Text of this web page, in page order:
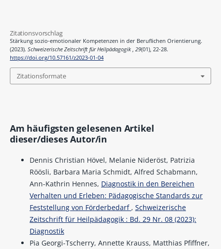
Zitationsvorschlag
Stärkung sozio-emotionaler Kompetenzen in der Beruflichen Orientierung.
(2023). Schweizerische Zeitschrift für Heilpädagogik , 29(01), 22-28.
https://doi.org/10.57161/z2023-01-04
Zitationsformate
Am häufigsten gelesenen Artikel
dieser/dieses Autor/in
Dennis Christian Hövel, Melanie Nideröst, Patrizia
Röösli, Barbara Maria Schmidt, Alfred Schabmann,
Ann-Kathrin Hennes, Diagnostik in den Bereichen
Verhalten und Erleben: Pädagogische Standards zur
Feststellung von Förderbedarf , Schweizerische
Zeitschrift für Heilpädagogik : Bd. 29 Nr. 08 (2023):
Diagnostik
Pia Georgi-Tscherry, Annette Krauss, Matthias Pfiffner,